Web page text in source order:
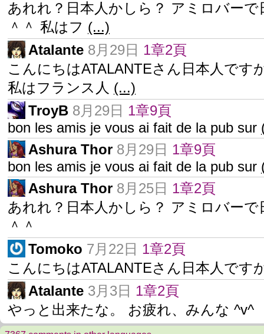
あれれ？日本人かしら？ アミロバー
＾＾ 私はフ (...)
Atalante 8月29日 1章2頁
こんにちはATALANTEさん日本人です
私はフランス人 (...)
TroyB 8月29日 1章9頁
bon les amis je vous ai fait de la pub sur
Ashura Thor 8月29日 1章9頁
bon les amis je vous ai fait de la pub sur
Ashura Thor 8月25日 1章2頁
あれれ？日本人かしら？ アミロバー
＾＾
Tomoko 7月22日 1章2頁
こんにちはATALANTEさん日本人です
Atalante 3月3日 1章2頁
やっと出来たな。 お疲れ、みんな ^v^